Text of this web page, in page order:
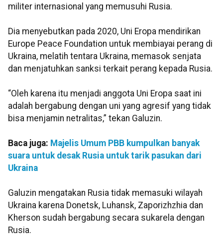
militer internasional yang memusuhi Rusia.
Dia menyebutkan pada 2020, Uni Eropa mendirikan
Europe Peace Foundation untuk membiayai perang di
Ukraina, melatih tentara Ukraina, memasok senjata
dan menjatuhkan sanksi terkait perang kepada Rusia.
“Oleh karena itu menjadi anggota Uni Eropa saat ini
adalah bergabung dengan uni yang agresif yang tidak
bisa menjamin netralitas,” tekan Galuzin.
Baca juga: Majelis Umum PBB kumpulkan banyak
suara untuk desak Rusia untuk tarik pasukan dari
Ukraina
Galuzin mengatakan Rusia tidak memasuki wilayah
Ukraina karena Donetsk, Luhansk, Zaporizhzhia dan
Kherson sudah bergabung secara sukarela dengan
Rusia.